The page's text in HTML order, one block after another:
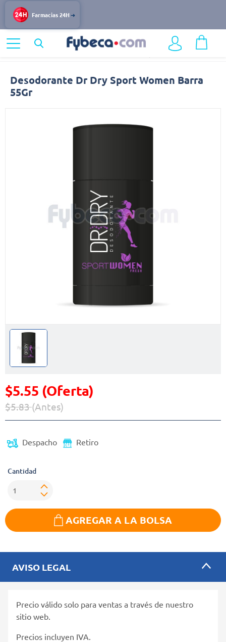
Farmacias 24H
Cuidado Personal Desodorante
Desodorante Dr Dry Sport Women Barra
55Gr
$5.55 (Oferta)
Precio reducido de
$5.83(Antes)
Despacho Retiro
Cantidad
AGREGAR A LA BOLSA
AVISO LEGAL
Precio válido solo para ventas a través de nuestro
sitio web.
Precios incluyen IVA.